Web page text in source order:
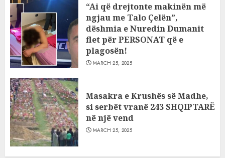
“Ai që drejtonte makinën më
ngjau me Talo Çelën”,
dëshmia e Nuredin Dumanit
flet për PERSONAT që e
plagosën!
MARCH 25, 2025
Masakra e Krushës së Madhe,
si serbët vranë 243 SHQIPTARË
në një vend
MARCH 25, 2025